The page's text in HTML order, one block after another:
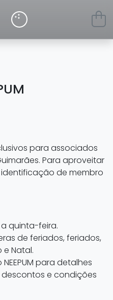
para associados
Para aproveitar
de membro
quinta-feira.
de feriados, feriados,
e Natal.
para detalhes
e condições